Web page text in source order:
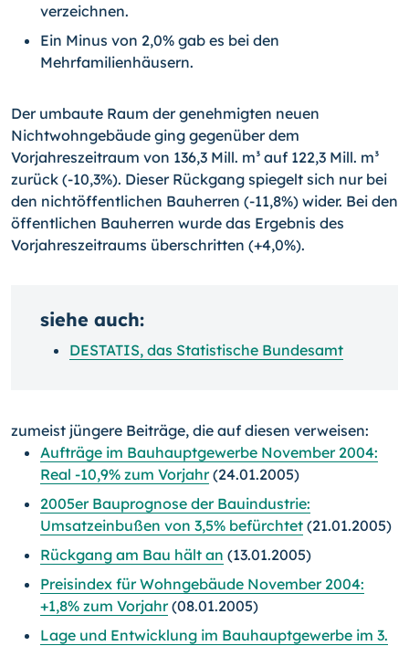
verzeichnen.
Ein Minus von 2,0% gab es bei den
Mehrfamilienhäusern.
Der umbaute Raum der genehmigten neuen
Nichtwohngebäude ging gegenüber dem
Vorjahreszeitraum von 136,3 Mill. m³ auf 122,3 Mill. m³
zurück (-10,3%). Dieser Rückgang spiegelt sich nur bei
den nichtöffentlichen Bauherren (-11,8%) wider. Bei den
öffentlichen Bauherren wurde das Ergebnis des
Vorjahreszeitraums überschritten (+4,0%).
siehe auch:
DESTATIS, das Statistische Bundesamt
zumeist jüngere Beiträge, die auf diesen verweisen:
Aufträge im Bauhauptgewerbe November 2004:
Real -10,9% zum Vorjahr(24.01.2005)
2005er Bauprognose der Bauindustrie:
Umsatzeinbußen von 3,5% befürchtet (21.01.2005)
Rückgang am Bau hält an (13.01.2005)
Preisindex für Wohngebäude November 2004:
+1,8% zum Vorjahr(08.01.2005)
Lage und Entwicklung im Bauhauptgewerbe im 3.